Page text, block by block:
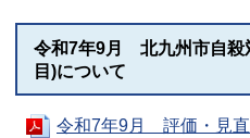
令和7年9月 北九州市自殺
目)について
令和7年9月 評価・見